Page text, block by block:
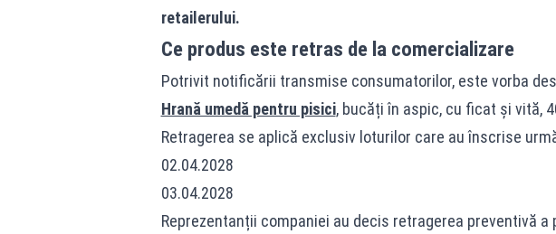
retailerului.
Ce produs este retras de la comercializare
Potrivit notificării transmise consumatorilor, este vorba
Hrană umedă pentru pisici, bucăți în aspic, cu ficat și vită,
Retragerea se aplică exclusiv loturilor care au înscrise
02.04.2028
03.04.2028
Reprezentanții companiei au decis retragerea preventivă